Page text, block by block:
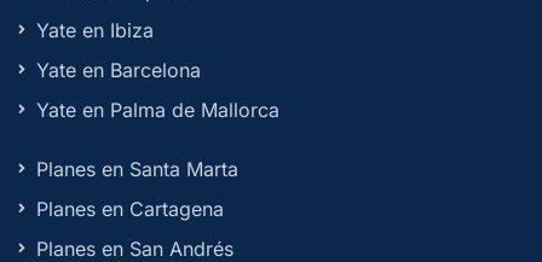
Yate en Ibiza
Yate en Barcelona
Yate en Palma de Mallorca
Planes en Santa Marta
Planes en Cartagena
Planes en San Andrés